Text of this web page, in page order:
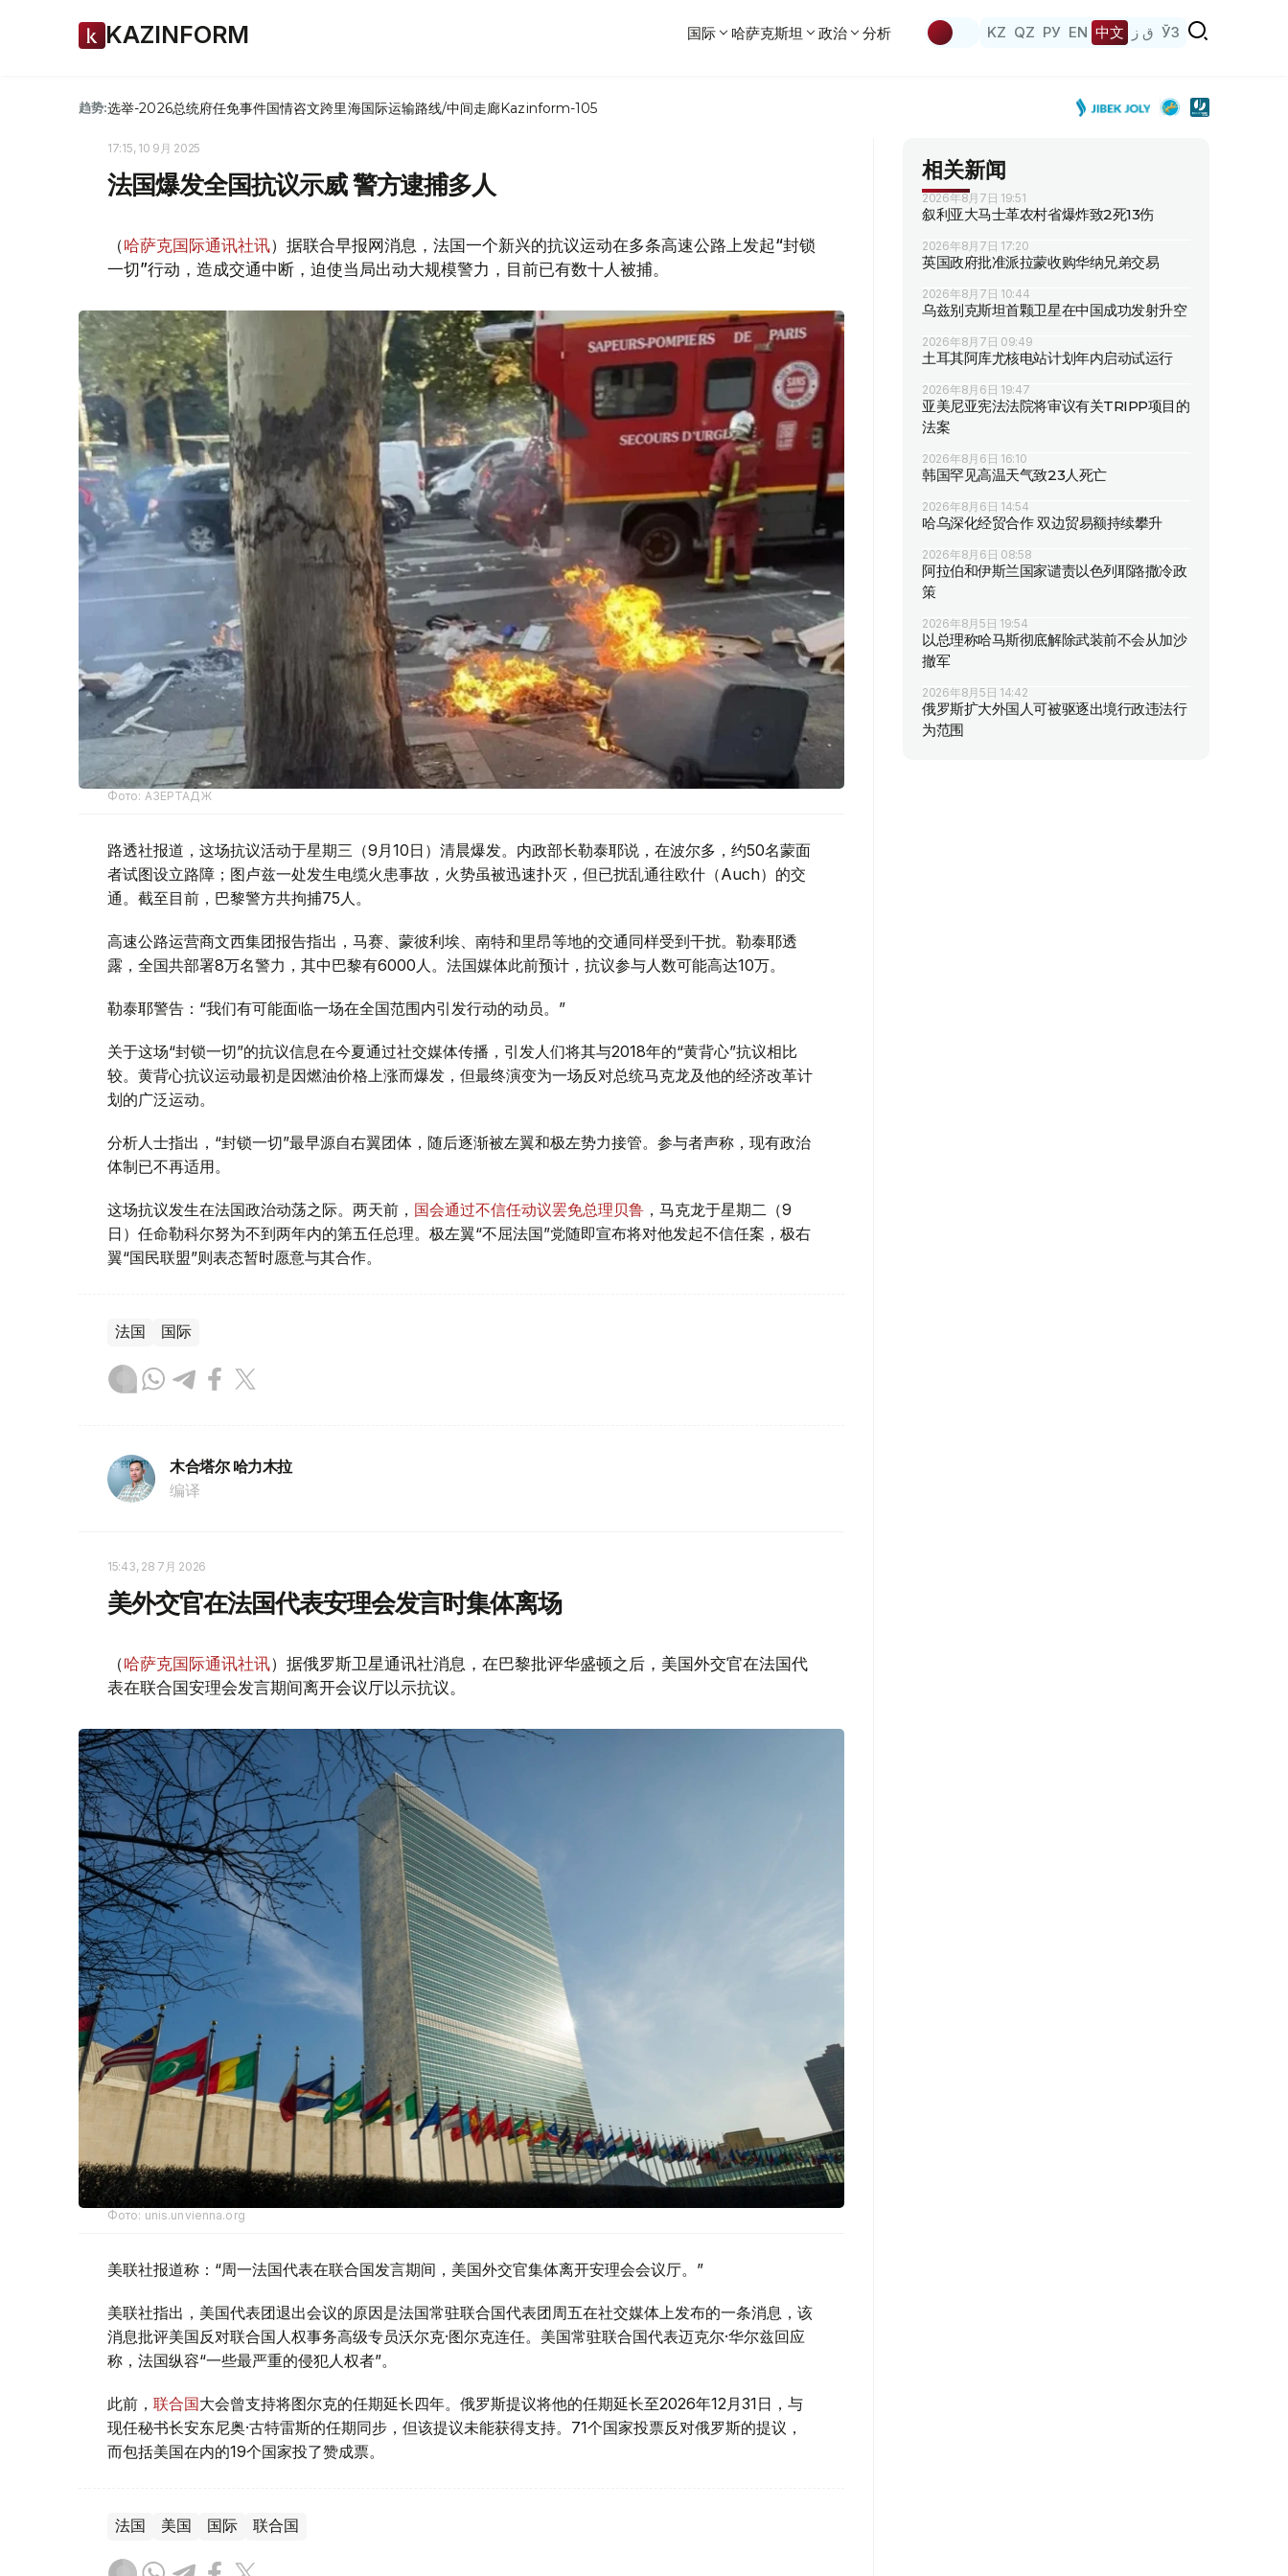
KAZINFORM 国际 哈萨克斯坦 政治 分析 KZ QZ РУ EN 中文 ق ز ЎЗ
趋势:选举-2026总统府任免事件国情咨文跨里海国际运输路线/中间走廊Kazinform-105
17:15, 10 9月 2025
法国爆发全国抗议示威 警方逮捕多人
（哈萨克国际通讯社讯）据联合早报网消息，法国一个新兴的抗议运动在多条高速公路上发起“封锁
一切”行动，造成交通中断，迫使当局出动大规模警力，目前已有数十人被捕。
Фото: АЗЕРТАДЖ
路透社报道，这场抗议活动于星期三（9月10日）清晨爆发。内政部长勒泰耶说，在波尔多，约50名蒙面
者试图设立路障；图卢兹一处发生电缆火患事故，火势虽被迅速扑灭，但已扰乱通往欧什（Auch）的交
通。截至目前，巴黎警方共拘捕75人。
高速公路运营商文西集团报告指出，马赛、蒙彼利埃、南特和里昂等地的交通同样受到干扰。勒泰耶透
露，全国共部署8万名警力，其中巴黎有6000人。法国媒体此前预计，抗议参与人数可能高达10万。
勒泰耶警告：“我们有可能面临一场在全国范围内引发行动的动员。”
关于这场“封锁一切”的抗议信息在今夏通过社交媒体传播，引发人们将其与2018年的“黄背心”抗议相比
较。黄背心抗议运动最初是因燃油价格上涨而爆发，但最终演变为一场反对总统马克龙及他的经济改革计
划的广泛运动。
分析人士指出，“封锁一切”最早源自右翼团体，随后逐渐被左翼和极左势力接管。参与者声称，现有政治
体制已不再适用。
这场抗议发生在法国政治动荡之际。两天前， 国会通过不信任动议罢免总理贝鲁 ，马克龙于星期二（9
日）任命勒科尔努为不到两年内的第五任总理。极左翼“不屈法国”党随即宣布将对他发起不信任案，极右
翼“国民联盟”则表态暂时愿意与其合作。
法国 国际
木合塔尔 哈力木拉
编译
15:43, 28 7月 2026
美外交官在法国代表安理会发言时集体离场
（哈萨克国际通讯社讯）据俄罗斯卫星通讯社消息，在巴黎批评华盛顿之后，美国外交官在法国代
表在联合国安理会发言期间离开会议厅以示抗议。
Фото: unis.unvienna.org
美联社报道称：“周一法国代表在联合国发言期间，美国外交官集体离开安理会会议厅。”
美联社指出，美国代表团退出会议的原因是法国常驻联合国代表团周五在社交媒体上发布的一条消息，该
消息批评美国反对联合国人权事务高级专员沃尔克·图尔克连任。美国常驻联合国代表迈克尔·华尔兹回应
称，法国纵容“一些最严重的侵犯人权者”。
此前， 联合国大会曾支持将图尔克的任期延长四年。俄罗斯提议将他的任期延长至2026年12月31日，与
现任秘书长安东尼奥·古特雷斯的任期同步，但该提议未能获得支持。71个国家投票反对俄罗斯的提议，
而包括美国在内的19个国家投了赞成票。
法国 美国 国际 联合国
相关新闻
2026年8月7日 19:51
叙利亚大马士革农村省爆炸致2死13伤
2026年8月7日 17:20
英国政府批准派拉蒙收购华纳兄弟交易
2026年8月7日 10:44
乌兹别克斯坦首颗卫星在中国成功发射升空
2026年8月7日 09:49
土耳其阿库尤核电站计划年内启动试运行
2026年8月6日 19:47
亚美尼亚宪法法院将审议有关TRIPP项目的
法案
2026年8月6日 16:10
韩国罕见高温天气致23人死亡
2026年8月6日 14:54
哈乌深化经贸合作 双边贸易额持续攀升
2026年8月6日 08:58
阿拉伯和伊斯兰国家谴责以色列耶路撒冷政
策
2026年8月5日 19:54
以总理称哈马斯彻底解除武装前不会从加沙
撤军
2026年8月5日 14:42
俄罗斯扩大外国人可被驱逐出境行政违法行
为范围